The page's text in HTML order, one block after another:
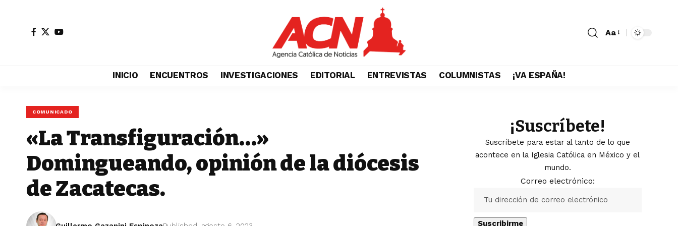
Aa
INICIO ENCUENTROS INVESTIGACIONES EDITORIAL ENTREVISTAS COLUMNISTAS ¡VA ESPAÑA!
COMUNICADO
«La Transfiguración…»
Domingueando, opinión de la diócesis
de Zacatecas.
¡Suscríbete!
Suscríbete para estar al tanto de lo que
acontece en la Iglesia Católica en México y el
mundo.
Correo electrónico: